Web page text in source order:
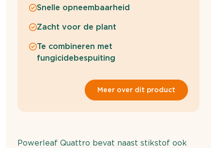
Snelle opneembaarheid
Zacht voor de plant
Te combineren met
fungicidebespuiting
Meer over dit product
Powerleaf Quattro bevat naast stikstof ook